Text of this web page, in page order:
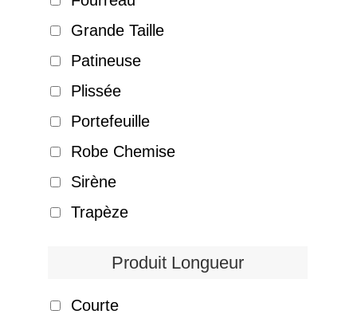
Grande Taille
Patineuse
Plissée
Portefeuille
Robe Chemise
Sirène
Trapèze
Produit Longueur
Courte